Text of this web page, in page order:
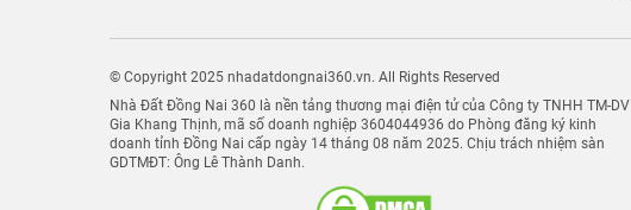
© Copyright 2025 nhadatdongnai360.vn. All Rights Reserved
Nhà Đất Đồng Nai 360 là nền tảng thương mại điện tử của Công ty TNHH TM-DV
Gia Khang Thịnh, mã số doanh nghiệp 3604044936 do Phòng đăng ký kinh
doanh tỉnh Đồng Nai cấp ngày 14 tháng 08 năm 2025. Chịu trách nhiệm sàn
GDTMĐT: Ông Lê Thành Danh.